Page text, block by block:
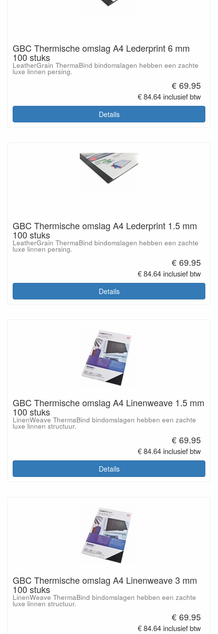
GBC Thermische omslag A4 Lederprint 6 mm
100 stuks
LeatherGrain ThermaBind bindomslagen hebben een zachte
luxe linnen persing.
€ 69.95
€ 84.64 inclusief btw
Details
GBC Thermische omslag A4 Lederprint 1.5 mm
100 stuks
LeatherGrain ThermaBind bindomslagen hebben een zachte
luxe linnen persing.
€ 69.95
€ 84.64 inclusief btw
Details
GBC Thermische omslag A4 Linenweave 1.5 mm
100 stuks
LinenWeave ThermaBind bindomslagen hebben een zachte
luxe linnen structuur.
€ 69.95
€ 84.64 inclusief btw
Details
GBC Thermische omslag A4 Linenweave 3 mm
100 stuks
LinenWeave ThermaBind bindomslagen hebben een zachte
luxe linnen structuur.
€ 69.95
€ 84.64 inclusief btw